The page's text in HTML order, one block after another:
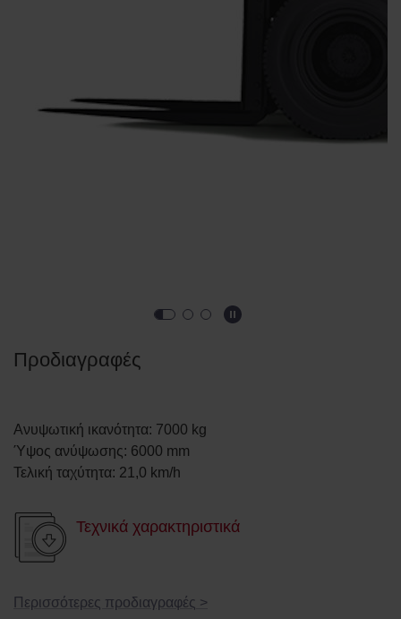
Προδιαγραφές
Ανυψωτική ικανότητα: 7000 kg
Ύψος ανύψωσης: 6000 mm
Τελική ταχύτητα: 21,0 km/h
Τεχνικά χαρακτηριστικά
Περισσότερες προδιαγραφές >